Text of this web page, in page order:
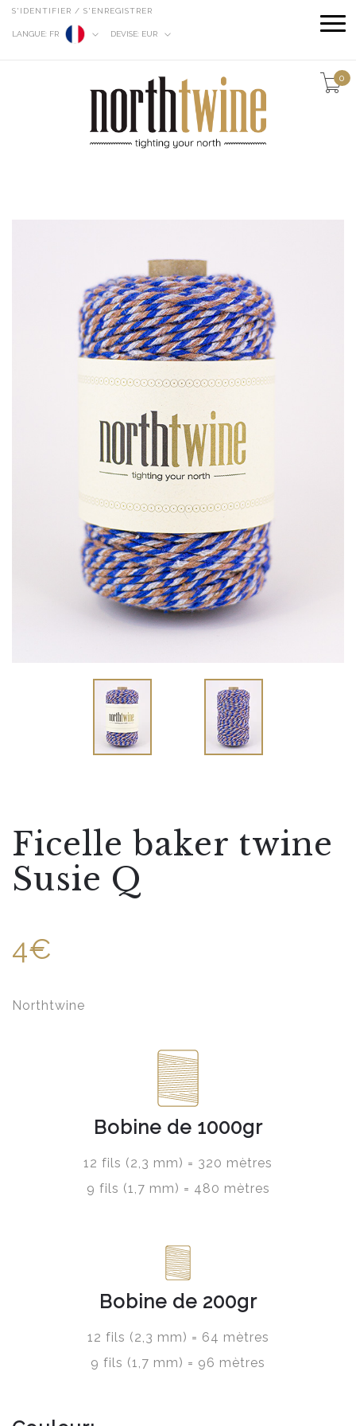
S'IDENTIFIER / S'ENREGISTRER
LANGUE: FR DEVISE: EUR
0
Ficelle baker twine
Susie Q
4€
Northtwine
Bobine de 1000gr
12 fils (2,3 mm) = 320 mètres
9 fils (1,7 mm) = 480 mètres
Bobine de 200gr
12 fils (2,3 mm) = 64 mètres
9 fils (1,7 mm) = 96 mètres